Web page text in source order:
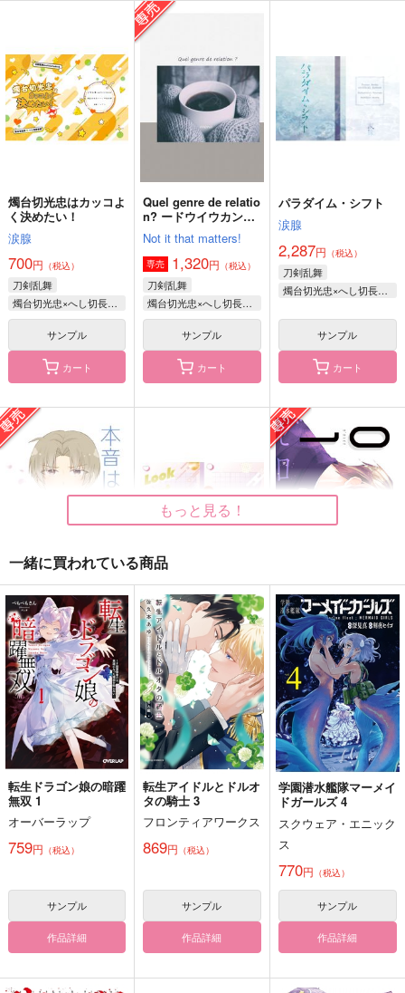
ten9
693円（税込）
オールキャラ
サンプル
まんばちゃんとまんば
10musuB
1,257円 （税込）
山姥切国広
サンプル
1,100
五条悟×虎杖悠仁
サンプル
カミコイ
0/100
1,100円（税込）
轟焦凍×爆豪勝己
澪標
円（税込）
ホークス×エンデヴァー
サンプル
異世界転生瑞月くん
茶ら之屋
629 （税込）
壬氏×猫猫
青い春
コアラの宿り木
1,572
沖田総悟×神楽
サンプル
作品詳細
やさしい歌をうたおう
あまやどり
880
キラ×ラクス
サンプル
作品詳細
あまやどりの夜に
ギガメーカー
605
サンプル
作品詳細
燭台切光忠はカッコよ
く決めたい！
涙腺
700円 （税込）
刀剣乱舞
燭台切光忠×へし切長谷部
サンプル
カート
Quel genre de relatio
n? ードウイウカンケ
イナノ？＾
Not it that matters!
専売 1,320円 （税込）
刀剣乱舞
燭台切光忠×へし切長谷部
サンプル
カート
パラダイム・シフト
涙腺
2,287円 （税込）
刀剣乱舞
燭台切光忠×へし切長谷部
サンプル
カート
本音は瞳の奥に
whiteLatte
専売 787円（税込）
刀剣乱舞
燭台切光忠×へし切長谷部
サンプル
カート
Look at Me!
涙腺
1,887円（税込）
刀剣乱舞
燭台切光忠×へし切長谷部
サンプル
カート
ゼロトイチ
Hummingbird
専売 330円（税込）
刀剣乱舞
燭台切光忠×へし切長谷部
サンプル
カート
もっと見る！
一緒に買われている商品
転生ドラゴン娘の暗躍
無双 1
オーバーラップ
759円 （税込）
サンプル
作品詳細
転生アイドルとドルオ
タの騎士 3
フロンティアワークス
869円 （税込）
サンプル
作品詳細
学園潜水艦隊マーメイ
ドガールズ 4
スクウェア・エニック
ス
770円 （税込）
サンプル
作品詳細